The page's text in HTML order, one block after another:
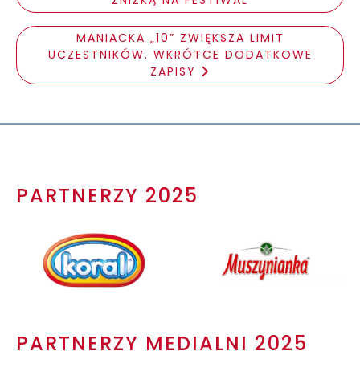
MANIACKA „10” ZWIĘKSZA LIMIT
UCZESTNIKÓW. WKRÓTCE DODATKOWE
ZAPISY
PARTNERZY 2025
PARTNERZY MEDIALNI 2025